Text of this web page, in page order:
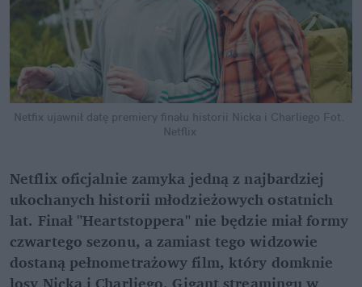
Netfix ujawnił datę premiery finału historii Nicka i Charliego Fot.
Netflix
Netflix oficjalnie zamyka jedną z najbardziej
ukochanych historii młodzieżowych ostatnich
lat. Finał "Heartstoppera" nie będzie miał formy
czwartego sezonu, a zamiast tego widzowie
dostaną pełnometrażowy film, który domknie